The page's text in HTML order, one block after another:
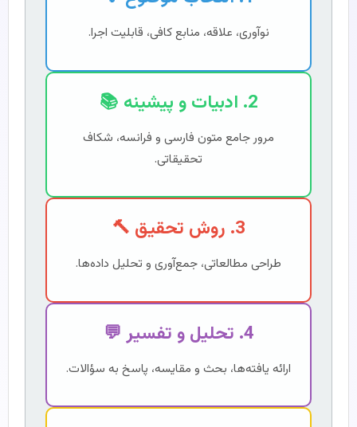
نوآوری، علاقه، منابع کافی، قابلیت اجرا.
2. ادبیات و پیشینه 📚
مرور جامع متون فارسی و فرانسه، شکاف
تحقیقاتی.
3. روش تحقیق 🔨
طراحی مطالعاتی، جمع‌آوری و تحلیل داده‌ها.
4. تحلیل و تفسیر 💬
ارائه یافته‌ها، بحث و مقایسه، پاسخ به سؤالات.